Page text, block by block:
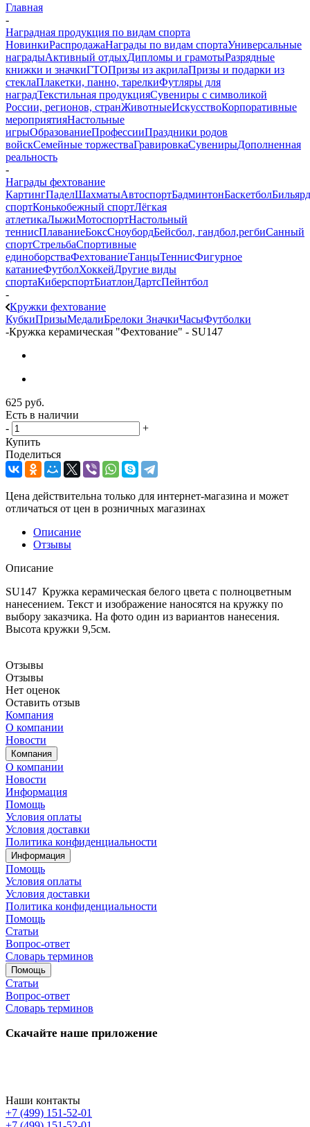
Главная
-
Наградная продукция по видам спорта
НовинкиРаспродажаНаграды по видам спортаУниверсальные
наградыАктивный отдыхДипломы и грамотыРазрядные
книжки и значкиГТОПризы из акрилаПризы и подарки из
стеклаПлакетки, панно, тарелкиФутляры для
наградТекстильная продукцияСувениры с символикой
России, регионов, странЖивотныеИскусствоКорпоративные
мероприятияНастольные
игрыОбразованиеПрофессииПраздники родов
войскСемейные торжестваГравировкаСувенирыДополненная
реальность
-
Награды фехтование
КартингПаделШахматыАвтоспортБадминтонБаскетболБильярд
спортКонькобежный спортЛёгкая
атлетикаЛыжиМотоспортНастольный
теннисПлаваниеБоксСноубордБейсбол, гандбол,регбиСанный
спортСтрельбаСпортивные
единоборстваФехтованиеТанцыТеннисФигурное
катаниеФутболХоккейДругие виды
спортаКиберспортБиатлонДартсПейнтбол
-
Кружки фехтование
КубкиПризыМедалиБрелоки ЗначкиЧасыФутболки
-Кружка керамическая "Фехтование" - SU147
625 руб.
Есть в наличии
-
+
Купить
Поделиться
Цена действительна только для интернет-магазина и может
отличаться от цен в розничных магазинах
Описание
Отзывы
Описание
SU147 Кружка керамическая белого цвета с полноцветным
нанесением. Текст и изображение наносятся на кружку по
выбору заказчика. На фото один из вариантов нанесения.
Высота кружки 9,5см.
Отзывы
Отзывы
Нет оценок
Оставить отзыв
Компания
О компании
Новости
Компания
О компании
Новости
Информация
Помощь
Условия оплаты
Условия доставки
Политика конфиденциальности
Информация
Помощь
Условия оплаты
Условия доставки
Политика конфиденциальности
Помощь
Статьи
Вопрос-ответ
Словарь терминов
Помощь
Статьи
Вопрос-ответ
Словарь терминов
Скачайте наше приложение
Наши контакты
+7 (499) 151-52-01